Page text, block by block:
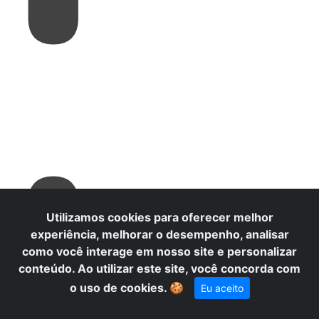
Utilizamos cookies para oferecer melhor
experiência, melhorar o desempenho, analisar
como você interage em nosso site e personalizar
conteúdo. Ao utilizar este site, você concorda com
o uso de cookies. 🍪 Eu aceito